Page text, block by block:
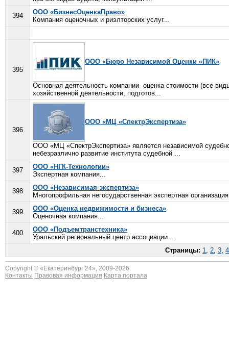
394
ООО «БизнесОценкаПраво»
Компания оценочных и риэлторских услуг...
395
ООО «Бюро Независимой Оценки «ПИК»
Основная деятельность компании- оценка стоимости (все
хозяйственной деятельности, подготов...
396
ООО «МЦ «СпектрЭкспертиза»
ООО «МЦ «СпектрЭкспертиза» является независимой
небезразлично развитие института судебной ...
397
ООО «НГК-Технологии»
Экспертная компания...
398
ООО «Независимая экспертиза»
Многопрофильная негосударственная экспертная
399
ООО «Оценка недвижимости и бизнеса»
Оценочная компания...
400
ООО «Подъемтранстехника»
Уральский региональный центр ассоциации...
Страницы: 1, 2, 3, 4
Copyright © « Екатеринбург 24», 2009-2026
Контакты Правовая информация Карта портала